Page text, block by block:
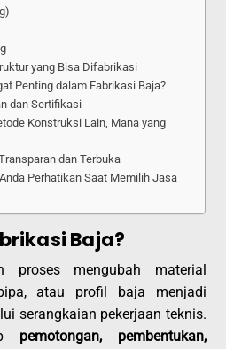
yang Bisa Difabrikasi
Penting dalam Fabrikasi Baja?
dan Sertifikasi
Konstruksi Lain, Mana yang
dan Terbuka
Perhatikan Saat Memilih Jasa
Baja?
proses mengubah material
atau profil baja menjadi
serangkaian pekerjaan teknis.
pemotongan, pembentukan,